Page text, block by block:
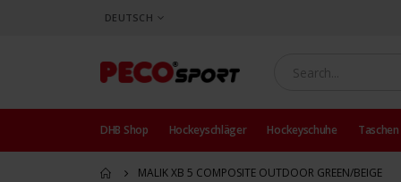
SPRACHE
DEUTSCH
DHB Shop Hockeyschläger Hockeyschuhe Taschen
MALIK XB 5 COMPOSITE OUTDOOR GREEN/BEIGE